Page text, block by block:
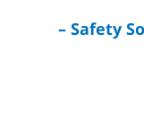
יועץ קרקע של חברת Safety Sol –